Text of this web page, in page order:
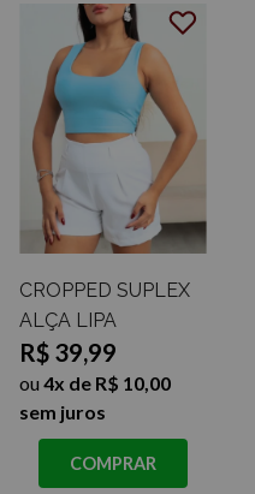
CROPPED SUPLEX
ALÇA LIPA
R$ 39,99
ou 4x de R$ 10,00
sem juros
COMPRAR